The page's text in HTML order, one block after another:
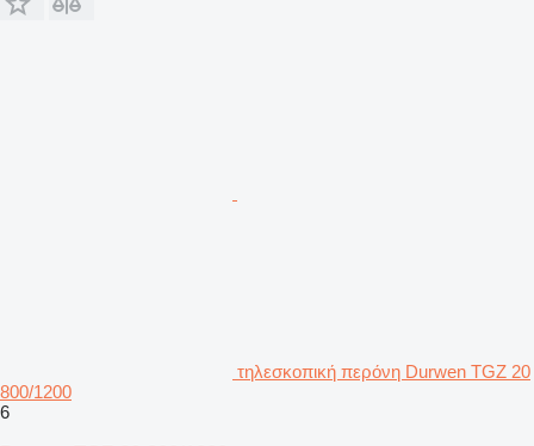
τηλεσκοπική περόνη Durwen TGZ 20
800/1200
6